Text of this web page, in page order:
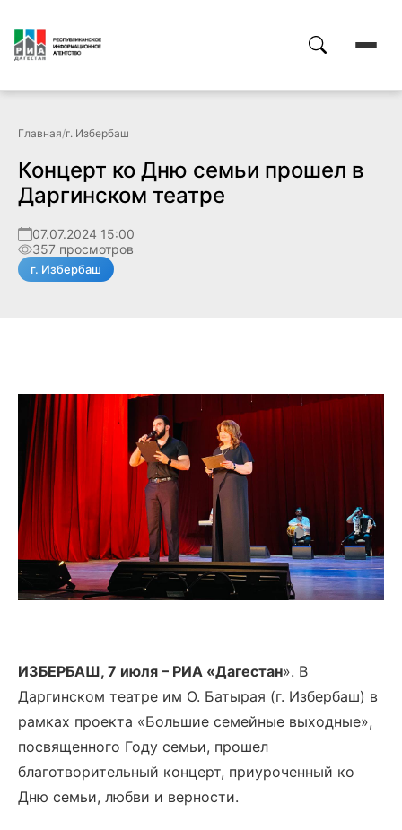
Главная/г. Избербаш
Концерт ко Дню семьи прошел в
Даргинском театре
07.07.2024 15:00
357 просмотров
г. Избербаш
ИЗБЕРБАШ, 7 июля – РИА «Дагестан». В
Даргинском театре им О. Батырая (г. Избербаш) в
рамках проекта «Большие семейные выходные»,
посвященного Году семьи, прошел
благотворительный концерт, приуроченный ко
Дню семьи, любви и верности.